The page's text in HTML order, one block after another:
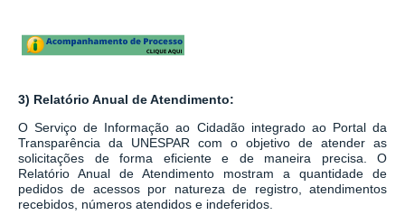
3) Relatório Anual de Atendimento:
O Serviço de Informação ao Cidadão integrado aoPortal da
Transparência da UNESPAR
com o objetivo de atender as
solicitações de forma eficiente e de maneira precisa. O
Relatório Anual de Atendimento mostram a quantidade de
pedidos de acessos por natureza de registro, atendimentos
recebidos, números atendidos e indeferidos.